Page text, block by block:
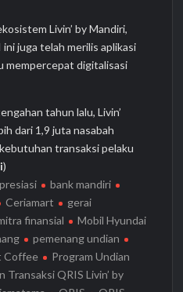
Livin’ by Mandiri,
juga telah merilis aplikasi
mempercepat digitalisasi
tahun lalu, Livin’
dari 1,9 juta nasabah
transaksi pelaku
)
bank mandiri
Ceriamart
gerai
finansial
Mobil Hyundai
pemenang undian
Coffee
Program Undian
Transaksi QRIS Livin’ by